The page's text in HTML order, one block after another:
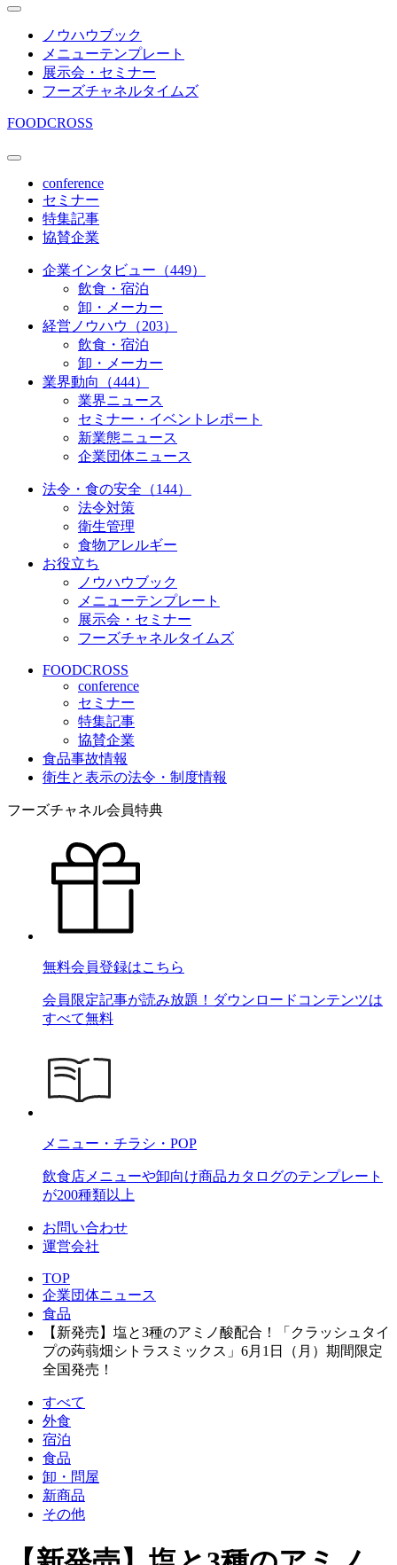
ノウハウブック
メニューテンプレート
展示会・セミナー
フーズチャネルタイムズ
FOODCROSS
conference
セミナー
特集記事
協賛企業
企業インタビュー（449）
飲食・宿泊
卸・メーカー
経営ノウハウ（203）
飲食・宿泊
卸・メーカー
業界動向（444）
業界ニュース
セミナー・イベントレポート
新業態ニュース
企業団体ニュース
法令・食の安全（144）
法令対策
衛生管理
食物アレルギー
お役立ち
ノウハウブック
メニューテンプレート
展示会・セミナー
フーズチャネルタイムズ
FOODCROSS
conference
セミナー
特集記事
協賛企業
食品事故情報
衛生と表示の法令・制度情報
フーズチャネル会員特典
無料会員登録はこちら
会員限定記事が読み放題！ダウンロードコンテンツは
すべて無料
メニュー・チラシ・POP
飲食店メニューや卸向け商品カタログのテンプレート
が200種類以上
お問い合わせ
運営会社
TOP
企業団体ニュース
食品
【新発売】塩と3種のアミノ酸配合！「クラッシュタイ
プの蒟蒻畑シトラスミックス」6月1日（月）期間限定
全国発売！
すべて
外食
宿泊
食品
卸・問屋
新商品
その他